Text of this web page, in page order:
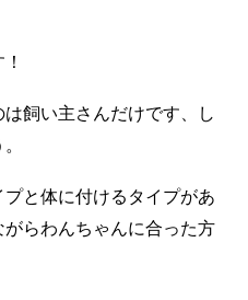
飼い主さんだけです、し
と体に付けるタイプがあ
らわんちゃんに合った方